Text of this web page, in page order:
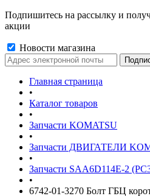
Подпишитесь на рассылку и
акции
Новости магазина
Главная страница
•
Каталог товаров
•
Запчасти KOMATSU
•
Запчасти ДВИГАТЕЛИ
•
Запчасти SAA6D114E-2
•
6742-01-3270 Болт ГБЦ